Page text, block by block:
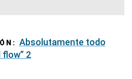
Absolutamente todo
flow” 2